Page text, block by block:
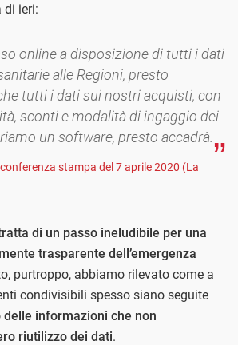
di ieri:
online a disposizione di tutti i dati
alle Regioni, presto
tutti i dati sui nostri acquisti, con
sconti e modalità di ingaggio dei
un software, presto accadrà.
stampa del 7 aprile 2020 (La
di un passo ineludibile per una
trasparente dell’emergenza
purtroppo, abbiamo rilevato come a
condivisibili spesso siano seguite
informazioni che non
riutilizzo dei dati.